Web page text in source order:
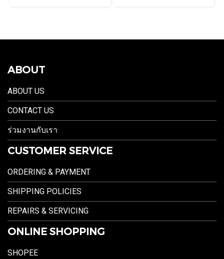
ABOUT
ABOUT US
CONTACT US
ร่วมงานกับเรา
CUSTOMER SERVICE
ORDERING & PAYMENT
SHIPPING POLICIES
REPAIRS & SERVICING
ONLINE SHOPPING
SHOPEE